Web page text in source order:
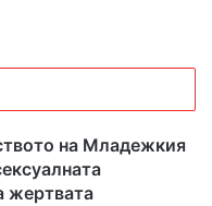
на Младежкия
жертвата